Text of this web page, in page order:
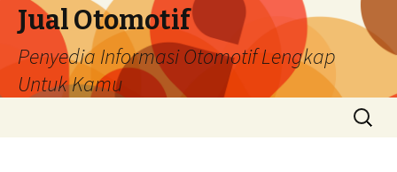
Jual Otomotif
Penyedia Informasi Otomotif Lengkap
Untuk Kamu
Search
for: